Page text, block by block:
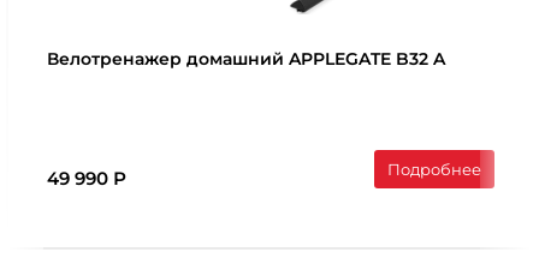
Велотренажер домашний APPLEGATE B32 A
49 990 Р Подробнее